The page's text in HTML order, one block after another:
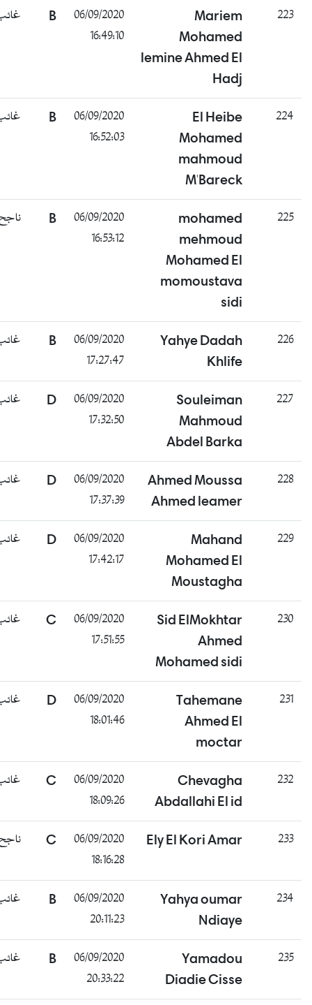
223
Mariem
Mohamed
lemine Ahmed El
Hadj
06/09/2020
16:49:10
غائب
224
El Heibe
Mohamed
mahmoud
M'Bareck
06/09/2020
16:52:03
غائب
225
mohamed
mehmoud
Mohamed El
momoustava
sidi
06/09/2020
16:53:12
ناجح
226
Yahye Dadah
Khlife
06/09/2020
17:27:47
غائب
227
Souleiman
Mahmoud
Abdel Barka
06/09/2020
17:32:50
غائب
228
Ahmed Moussa
Ahmed leamer
06/09/2020
17:37:39
غائب
229
Mahand
Mohamed El
Moustagha
06/09/2020
17:42:17
غائب
230
Sid ElMokhtar
Ahmed
Mohamed sidi
06/09/2020
17:51:55
غائب
231
Tahemane
Ahmed El
moctar
06/09/2020
18:01:46
غائب
232
Chevagha
Abdallahi El id
06/09/2020
18:09:26
غائب
233
Ely El Kori Amar
06/09/2020
18:16:28
ناجح
234
Yahya oumar
Ndiaye
06/09/2020
20:11:23
غائب
235
Yamadou
Diadie Cisse
06/09/2020
20:33:22
غائب